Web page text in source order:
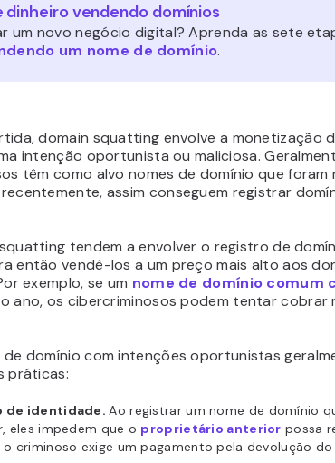
dinheiro vendendo domínios
um novo negócio digital? Aprenda as sete
um nome de domínio.
domain squatting envolve a monetização
intenção oportunista ou maliciosa.
têm como alvo nomes de domínio que foram
assim conseguem registrar
tendem a envolver o registro de
então vendê-los a um preço mais alto aos
exemplo, se um nome de domínio comum
ano, os cibercriminosos podem tentar cobrar
de domínio com intenções oportunistas
práticas:
de identidade.Ao registrar um nome de domínio
eles impedem que o proprietário anterior possa
o criminoso exige um pagamento pela devolução do